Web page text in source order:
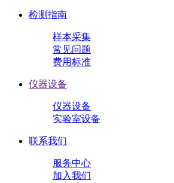
检测指南
样本采集
常见问题
费用标准
仪器设备
仪器设备
实验室设备
联系我们
服务中心
加入我们